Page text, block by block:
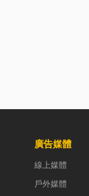
廣告媒體
線上媒體
戶外媒體